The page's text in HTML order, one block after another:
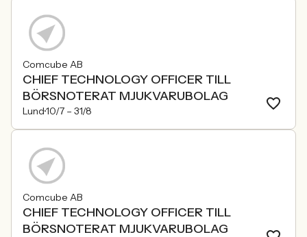
Comcube AB
CHIEF TECHNOLOGY OFFICER TILL
BÖRSNOTERAT MJUKVARUBOLAG
Lund10/7 – 31/8
Comcube AB
CHIEF TECHNOLOGY OFFICER TILL
BÖRSNOTERAT MJUKVARUBOLAG